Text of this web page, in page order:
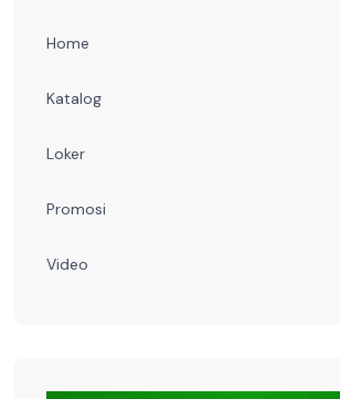
Home
Katalog
Loker
Promosi
Video